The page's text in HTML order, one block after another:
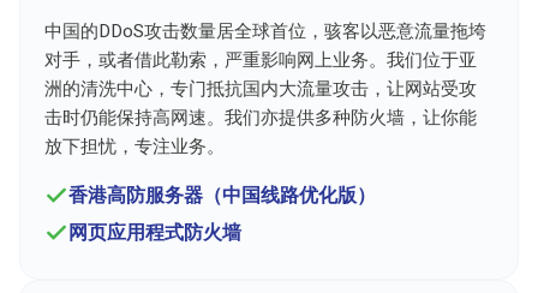
中国的DDoS攻击数量居全球首位，骇客以恶意流量拖垮
对手，或者借此勒索，严重影响网上业务。我们位于亚
洲的清洗中心，专门抵抗国内大流量攻击，让网站受攻
击时仍能保持高网速。我们亦提供多种防火墙，让你能
放下担忧，专注业务。
香港高防服务器（中国线路优化版）
网页应用程式防火墙